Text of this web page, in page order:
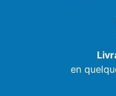
en